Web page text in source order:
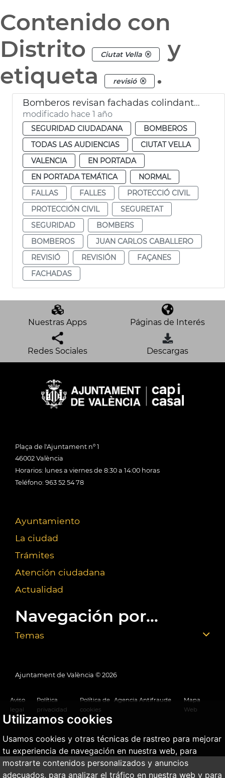
Utilizamos cookies
Usamos cookies y otras técnicas de rastreo para mejorar
tu experiencia de navegación en nuestra web, para
mostrarte contenidos personalizados y anuncios
adecuados, para analizar el tráfico en nuestra web y para
Contenido con
Distrito
Ciutat Vella
y
etiqueta
revisió .
Bomberos revisan fachadas colindantes plaza de l'Ajuntament por las mascletaes
modificado hace 1 año
SEGURIDAD CIUDADANA
BOMBEROS
TODAS LAS AUDIENCIAS
CIUTAT VELLA
VALENCIA
EN PORTADA
EN PORTADA TEMÁTICA
NORMAL
FALLAS
FALLES
PROTECCIÓ CIVIL
PROTECCIÓN CIVIL
SEGURETAT
SEGURIDAD
BOMBERS
BOMBEROS
JUAN CARLOS CABALLERO
REVISIÓ
REVISIÓN
FAÇANES
FACHADAS
Nuestras Apps Páginas de Interés
Redes Sociales Descargas
Plaça de l'Ajuntament nº 1
46002 València
Horarios: lunes a viernes de 8:30 a 14:00 horas
Teléfono: 963 52 54 78
Ayuntamiento
La ciudad
Trámites
Atención ciudadana
Actualidad
Navegación por...
Temas
Ajuntament de València © 2026
Aviso
legal
Política
privacidad
Política de
cookies
Agencia Antifraude
Mapa
Web